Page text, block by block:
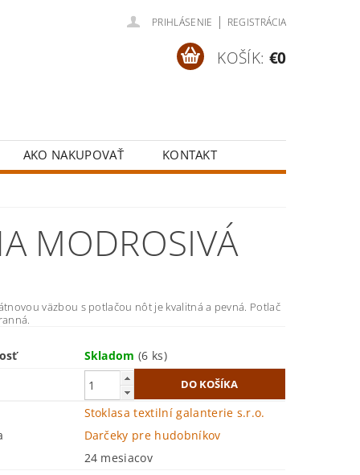
PRIHLÁSENIE | REGISTRÁCIA
KOŠÍK: €0
AKO NAKUPOVAŤ KONTAKT
MODROSIVÁ
väzbou s potlačou nôt je kvalitná a pevná. Potlač
Skladom(6 ks)
Stoklasa textilní galanterie s.r.o.
Darčeky pre hudobníkov
24 mesiacov